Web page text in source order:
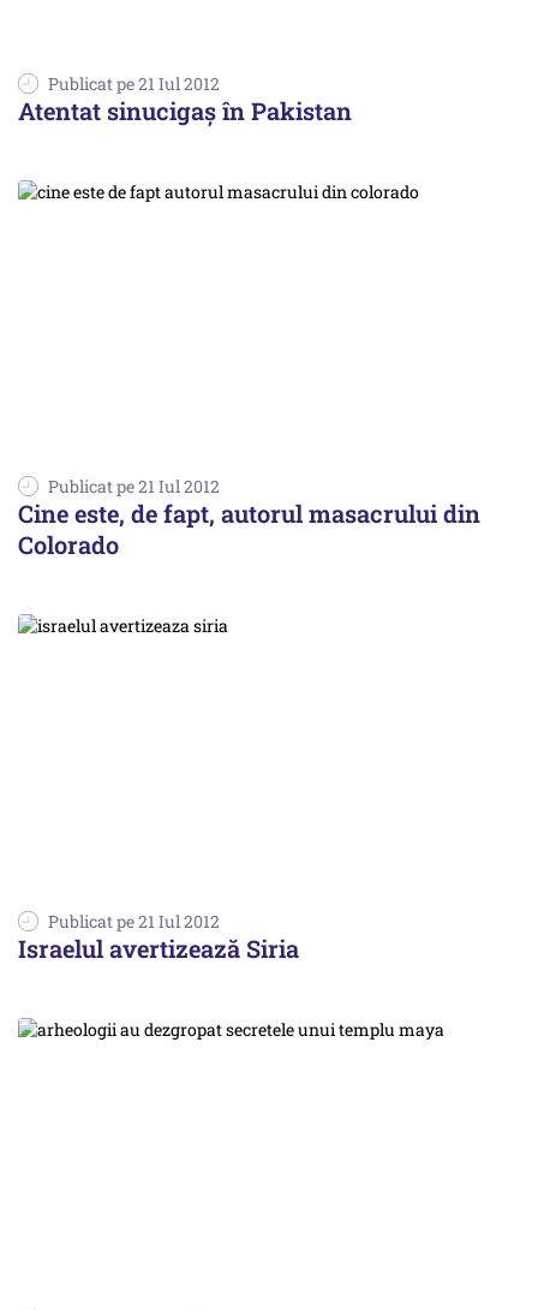
Publicat pe 21 Iul 2012
Atentat sinucigaş în Pakistan
Publicat pe 21 Iul 2012
Cine este, de fapt, autorul masacrului din
Colorado
Publicat pe 21 Iul 2012
Israelul avertizează Siria